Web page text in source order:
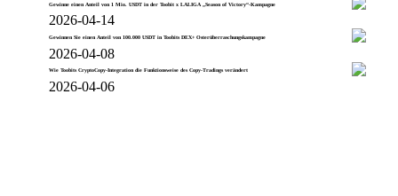
Gewinne einen Anteil von 1 Mio. USDT in der Toobit x LALIGA „Season of Victory“-Kampagne
2026-04-14
Gewinnen Sie einen Anteil von 100.000 USDT in Toobits DEX+ Osterüberraschungskampagne
2026-04-08
Wie Toobits CryptoCopy-Integration die Funktionsweise des Copy-Tradings verändert
2026-04-06